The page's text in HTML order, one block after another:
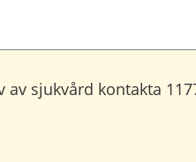
sjukvård kontakta